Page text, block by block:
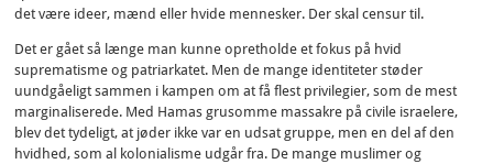
det være ideer, mænd eller hvide mennesker. Der skal censur til.
Det er gået så længe man kunne opretholde et fokus på hvid
suprematisme og patriarkatet. Men de mange identiteter støder
uundgåeligt sammen i kampen om at få flest privilegier, som de mest
marginaliserede. Med Hamas grusomme massakre på civile israelere,
blev det tydeligt, at jøder ikke var en udsat gruppe, men en del af den
hvidhed, som al kolonialisme udgår fra. De mange muslimer og